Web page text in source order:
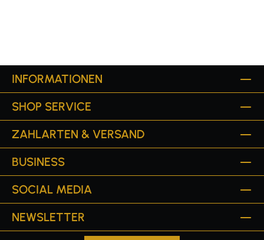
INFORMATIONEN
SHOP SERVICE
ZAHLARTEN & VERSAND
BUSINESS
SOCIAL MEDIA
NEWSLETTER